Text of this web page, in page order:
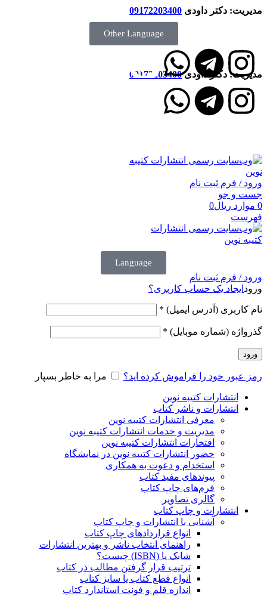
مدیریت: دکتر داودی 09172203400
Other Language
مدیریت: دکتر داودی09172203400
ورود / فرم ثبت نام
جست و جو
0 موارد ریال0
فهرست
Language
ورود / فرم ثبت نام
ورود ایجاد یک حساب کاربری؟
نام کاربری (آدرس ایمیل) *
گذرواژه (شماره موبایل) *
ورود
رمز عبور خود را فراموش کرده اید؟ مرا به خاطر بسپار
انتشارات کتیبه نوین
انتشارات و ناشر کتاب
معرفی انتشارات کتیبه نوین
مدیریت و خدمات انتشارات کتیبه نوین
افتخارات انتشارات کتیبه نوین
حضور انتشارات کتیبه نوین در نمایشگاه‌
استخدام و دعوت به همکاری
پیوندهای مفید کتاب
فرم‌های چاپ کتاب
گالری تصاویر
انتشارات و چاپ کتاب
آشنایی با انتشارات و چاپ کتاب
انواع قراردادهای چاپ کتاب
راهنمای انتخاب ناشر و بهترین انتشارات
شابک یا (ISBN) چیست؟
ترتیب قرار گرفتن مطالب در کتاب
انواع قطع کتاب یا سایز کتاب
اندازه قلم و فونت استاندارد کتاب